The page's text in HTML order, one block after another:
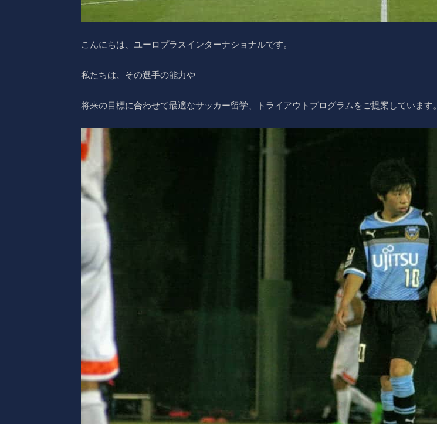
こんにちは、ユーロプラスインターナショナルです。
私たちは、その選手の能力や
将来の目標に合わせて最適なサッカー留学、トライアウトプログラムをご提案しています。